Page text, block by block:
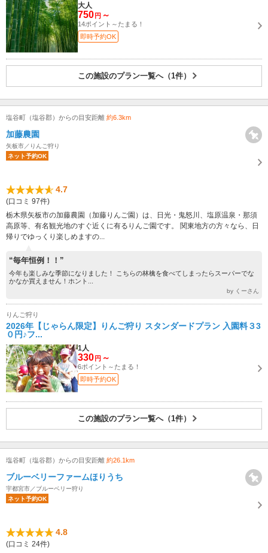
大人
750 円 ～
14ポイント～たまる！
即時予約OK
この施設のプラン一覧へ（1件）
塩谷町（塩谷郡）からの目安距離 約6.3km
加藤農園
矢板市／りんご狩り
ネット予約OK
4.7
(口コミ 97件)
栃木県矢板市の加藤農園（加藤りんご園）は、日光・鬼怒川、塩原温泉・那須
高原等、有名観光地のすぐ近くに有るりんご園です。 関東地方の方々なら、日
帰りでゆっくり楽しめますの...
“毎年恒例！！”
今年も楽しみな季節になりました！ こちらの林檎を食べてしまったらスーパーでな
かなか買えません！ホント...
by くーさん
りんご狩り
2026年【じゃらん限定】りんご狩り スタンダードプラン 入園料３3
０円♪フ...
1人
330 円 ～
6ポイント～たまる！
即時予約OK
この施設のプラン一覧へ（1件）
塩谷町（塩谷郡）からの目安距離 約26.1km
ブルーベリーファームほりうち
宇都宮市／ブルーベリー狩り
ネット予約OK
4.8
(口コミ 24件)